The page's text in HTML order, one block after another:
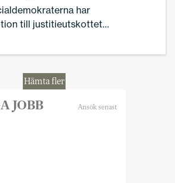
har
till justitieutskottet
uppgifter till polis om
linje, och vill
lämna uppgifter utan
Hämta fler